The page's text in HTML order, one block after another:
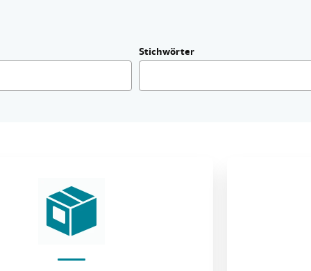
Stichwörter